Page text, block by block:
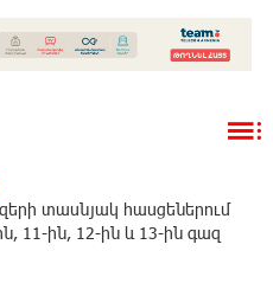
տասնյակ հասցեներում
11-ին, 12-ին և 13-ին գազ